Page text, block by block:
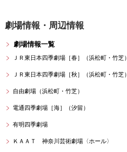
劇場情報・周辺情報
劇場情報一覧
ＪＲ東日本四季劇場［春］（浜松町・竹芝）
ＪＲ東日本四季劇場［秋］（浜松町・竹芝）
自由劇場（浜松町・竹芝）
電通四季劇場［海］（汐留）
有明四季劇場
ＫＡＡＴ 神奈川芸術劇場〈ホール〉